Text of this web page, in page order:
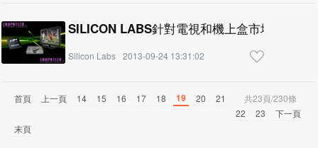
SILICON LABS針對電視和機上盒市場推出全
Silicon Labs 2013-09-24 13:31:02
共23頁/230條
首頁 上一頁 14 15 16 17 18 19 20
21
22
23
下一頁
末頁